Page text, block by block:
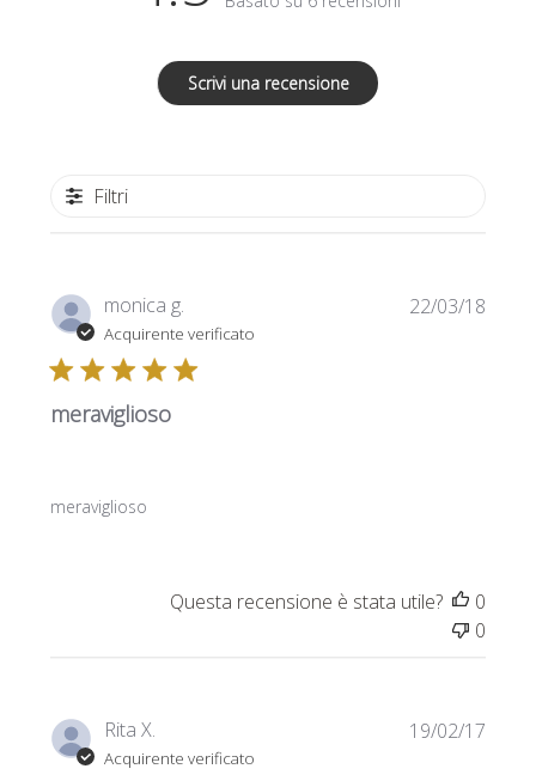
Scrivi una recensione
Filtri
monica g.
Acquirente verificato
meraviglioso
meraviglioso
22/03/18
Questa recensione è stata utile?
0
0
Rita X.
Acquirente verificato
19/02/17